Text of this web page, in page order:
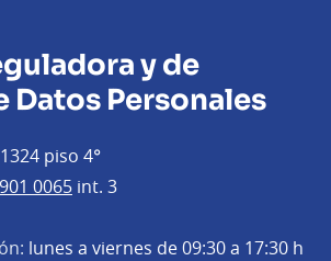
y de
Datos Personales
piso 4°
0065 int. 3
lunes a viernes de 09:30 a 17:30 h